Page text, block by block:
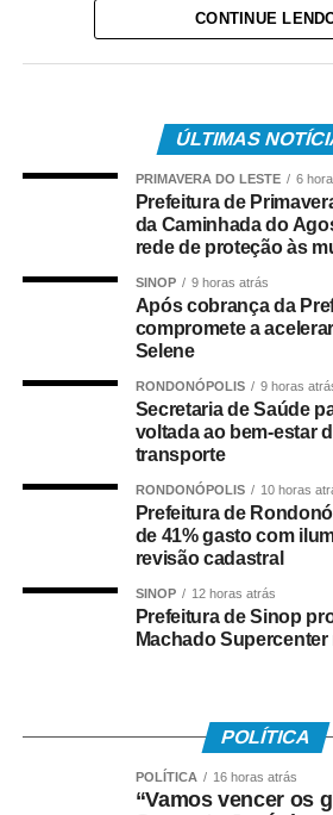
vereadores voltam a apreciar
serão transmitidas pelos canais
Municipal, garantindo transparência
população acompanhe as
realizadas pelo Legislativo.
O retorno das atividades marca o
período de deliberações no
continuidade da apreciação de
voltados ao desenvolvimento de
COMENTE ABAIXO:
WhatsApp
Facebook
Twitter
CONTINUE
ÚLTIMAS
PRIMAVERA DO LESTE 6
Prefeitura de
da Caminhada do
rede de proteção às
SINOP 9 horas atrás
Após cobrança da
compromete a
Selene
RONDONÓPOLIS 9 horas
Secretaria de Saúde
voltada ao bem-estar
transporte
RONDONÓPOLIS 10 horas
Prefeitura de
de 41% gasto com
revisão cadastral
SINOP 12 horas atrás
Prefeitura de Sinop
Machado
POLÍTICA
POLÍTICA 16 horas atrás
“Vamos vencer os